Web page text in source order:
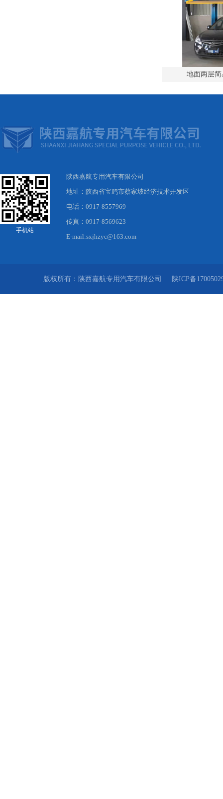
地面两层
手机站
陕西嘉航专用汽车有限公司
地址：陕西省宝鸡市蔡家坡经济技术开发区
电话：0917-8557969
传真：0917-8569623
E-mail:sxjhzyc@163.com
版权所有： 陕西嘉航专用汽车有限公司 陕ICP备